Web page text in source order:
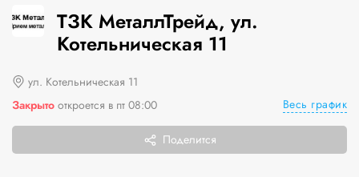
ТЗК МеталлТрейд, ул.
Котельническая 11
ул. Котельническая 11
Закрыто откроется в пт 08:00 Весь график
Поделится